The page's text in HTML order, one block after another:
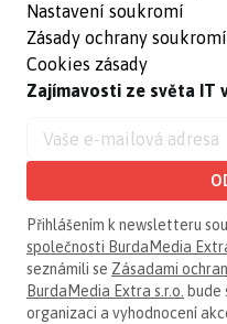
Nastavení soukromí
Zásady ochrany soukromí
Cookies zásady
Zajímavosti ze světa IT
Přihlášením k newsletteru
společnosti BurdaMedia
seznámili se Zásadami
BurdaMedia Extra s.r.o. bude
organizaci a vyhodnocení